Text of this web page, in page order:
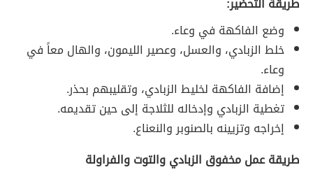
وضع الفاكهة في وعاء.
خلط الزبادي، والعسل، وعصير الليمون، والهال معاً في
وعاء.
إضافة الفاكهة لخليط الزبادي، وتقليبهم بحذر.
تغطية الزبادي وإدخاله للثلاجة إلى حين تقديمه.
إخراجه وتزيينه بالصنوبر والنعناع.
طريقة عمل مخفوق الزبادي والتوت والفراولة